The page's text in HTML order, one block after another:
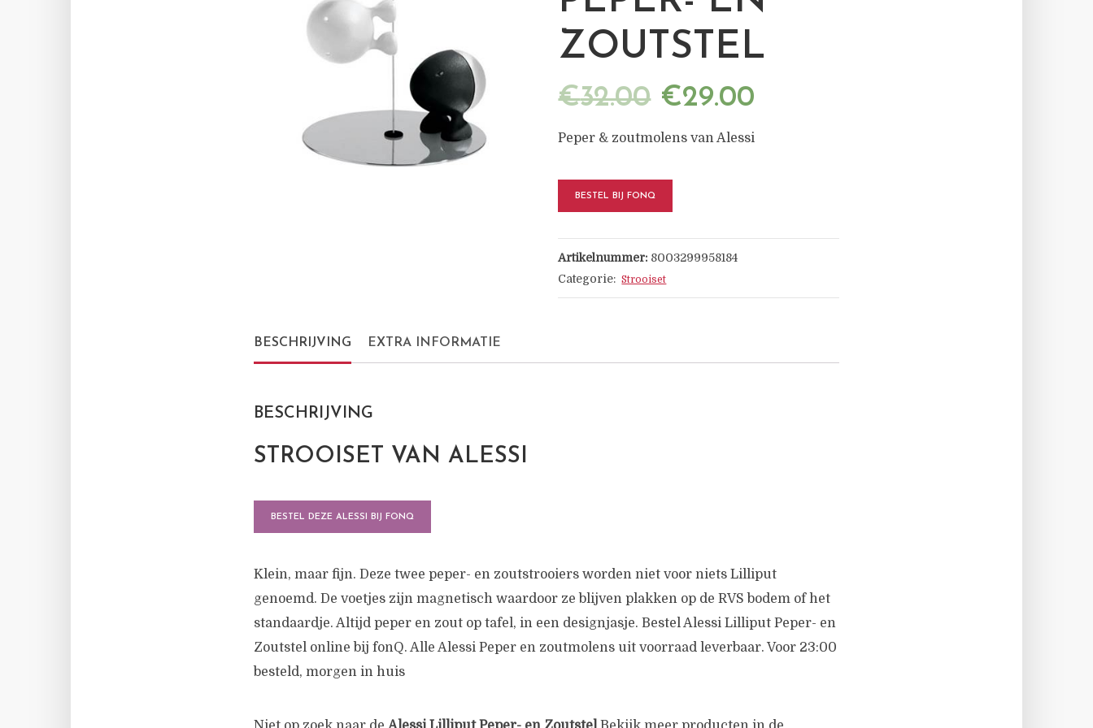
ZOUTSTEL
€32.00 €29.00
Peper & zoutmolens van Alessi
BESTEL BIJ FONQ
Artikelnummer: 8003299958184
Categorie: Strooiset
BESCHRIJVING EXTRA INFORMATIE
BESCHRIJVING
STROOISET VAN ALESSI
BESTEL DEZE ALESSI BIJ FONQ
Klein, maar fijn. Deze twee peper- en zoutstrooiers worden niet voor niets Lilliput
genoemd. De voetjes zijn magnetisch waardoor ze blijven plakken op de RVS bodem of het
standaardje. Altijd peper en zout op tafel, in een designjasje. Bestel Alessi Lilliput Peper- en
Zoutstel online bij fonQ. Alle Alessi Peper en zoutmolens uit voorraad leverbaar. Voor 23:00
besteld, morgen in huis